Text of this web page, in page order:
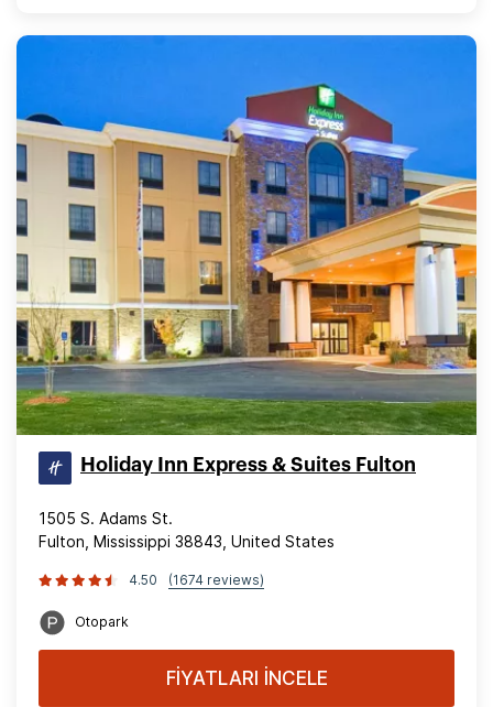
Holiday Inn Express & Suites Fulton
1505 S. Adams St.
Fulton, Mississippi 38843, United States
4.50 (1674 reviews)
Otopark
FİYATLARI İNCELE